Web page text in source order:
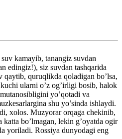
kamayib, tanangiz suvdan
edingiz!), siz suvdan tashqarida
qaytib, quruqlikda qoladigan bo’lsa,
ularni o’z og’irligi bosib, halok
yo’qotadi va
shu yo’sinda ishlaydi.
xolos. Muzyorar orqaga chekinib,
bo’lmagan, lekin g’oyatda ogir
yoriladi. Rossiya dunyodagi eng